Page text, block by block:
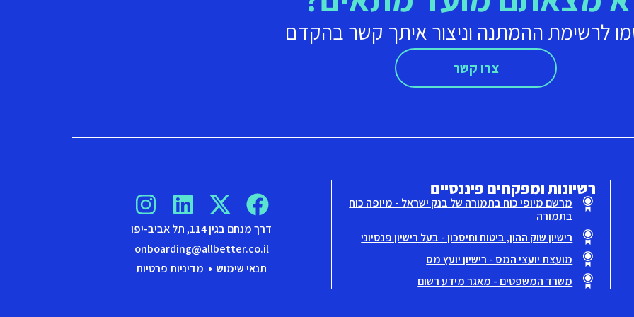
לרשימת ההמתנה וניצור איתך קשר בהקדם
צרו קשר
רשיונות ומפקחים פיננסיים
מרשם מיופי כוח בתמורה של בנק ישראל - מיופה כוח
בתמורה
רישיון שוק ההון, ביטוח וחיסכון - בעל רישיון פנסיוני
מועצת יועצי המס - רישיון יועץ מס
משרד המשפטים - מאגר מידע רשום
דרך מנחם בגין 114, תל אביב-יפו
onboarding@allbetter.co.il
תנאי שימוש • מדיניות פרטיות